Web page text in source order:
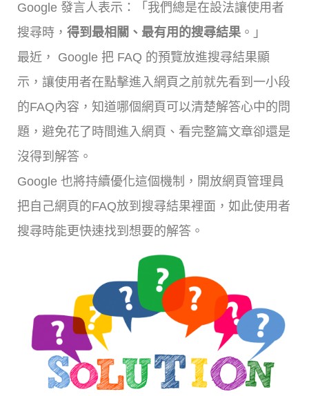
Google 發言人表示：「我們總是在設法讓使用者
搜尋時， 得到最相關、最有用的搜尋結果 。」
最近， Google 把 FAQ 的預覽放進搜尋結果顯
示，讓使用者在點擊進入網頁之前就先看到一小段
的FAQ內容，知道哪個網頁可以清楚解答心中的問
題，避免花了時間進入網頁、看完整篇文章卻還是
沒得到解答。
Google 也將持續優化這個機制，開放網頁管理員
把自己網頁的FAQ放到搜尋結果裡面，如此使用者
搜尋時能更快速找到想要的解答。